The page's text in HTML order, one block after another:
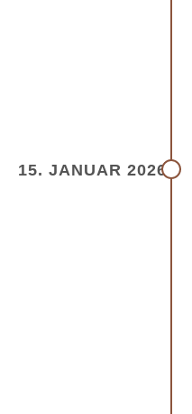
15. JANUAR 2026